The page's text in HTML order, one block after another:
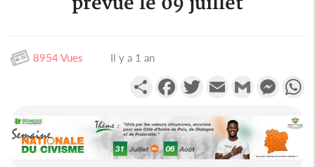
8954 Vues Il y a 1 an
PartagerFacebookTwitterEmail Gmail